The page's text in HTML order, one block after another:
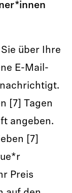
über Ihre
E-Mail-
[7] Tagen
angeben.
[7]
Preis